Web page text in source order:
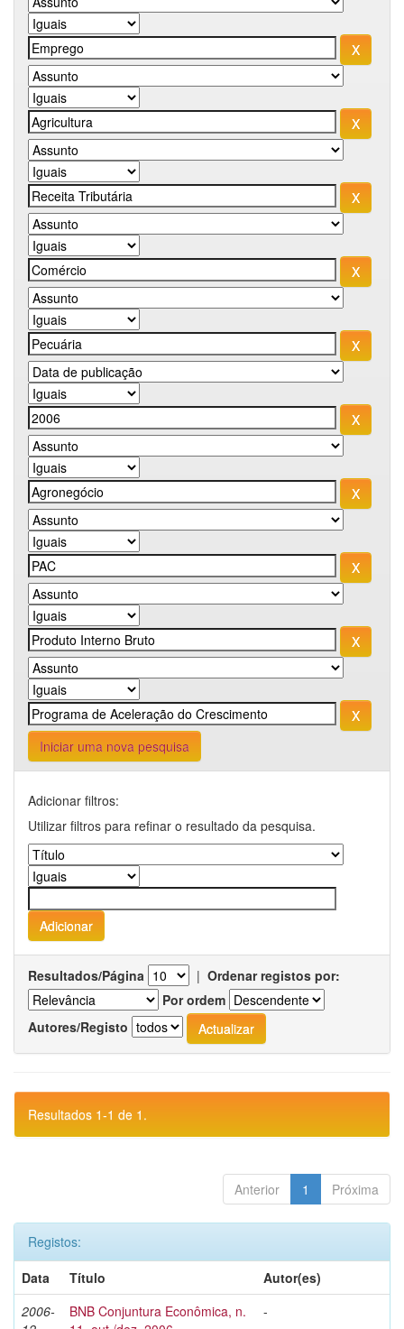
Iniciar uma nova pesquisa
Adicionar filtros:
Utilizar filtros para refinar o resultado da pesquisa.
Resultados/Página | Ordenar registos por:
Por ordem
Autores/Registo
Resultados 1-1 de 1.
Anterior 1 Próxima
Registos:
Data
Título
Autor(es)
2006-
BNB Conjuntura Econômica, n.
-